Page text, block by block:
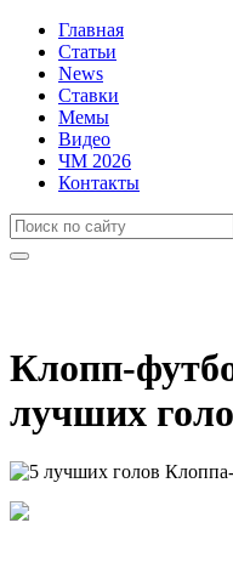
Главная
Статьи
News
Ставки
Мемы
Видео
ЧМ 2026
Контакты
Клопп-
лучших